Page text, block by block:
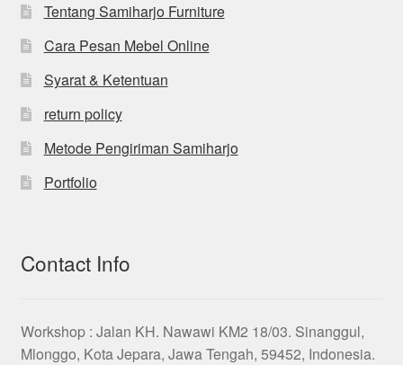
Tentang Samiharjo Furniture
Cara Pesan Mebel Online
Syarat & Ketentuan
return policy
Metode Pengiriman Samiharjo
Portfolio
Contact Info
Workshop : Jalan KH. Nawawi KM2 18/03. Sinanggul,
Mlonggo, Kota Jepara, Jawa Tengah, 59452, Indonesia.